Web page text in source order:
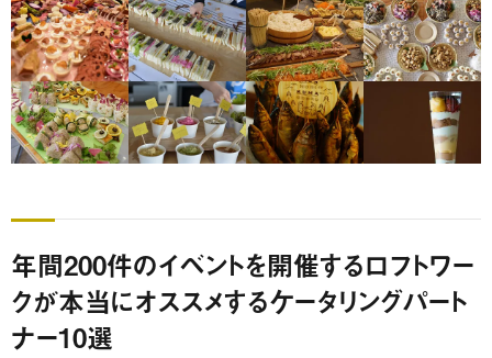
年間200件のイベントを開催するロフトワー
クが本当にオススメするケータリングパート
ナー10選